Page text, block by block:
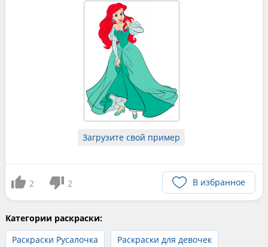
Загрузите свой пример
2 2 В избранное
Категории раскраски:
Раскраски Русалочка
Раскраски для девочек